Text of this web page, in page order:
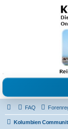
grosse
Freunde
Reisen, Auswandern,
Austausch, Erfahrungen
FAQ
Kolumbien